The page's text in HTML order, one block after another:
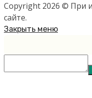
Copyright 2026 © При
сайте.
Закрыть меню